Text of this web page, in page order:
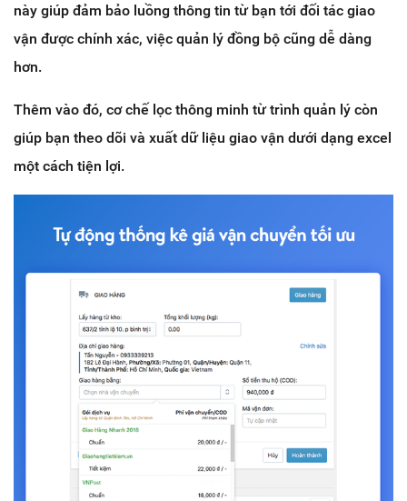
này giúp đảm bảo luồng thông tin từ bạn tới đối tác giao
vận được chính xác, việc quản lý đồng bộ cũng dễ dàng
hơn.
Thêm vào đó, cơ chế lọc thông minh từ trình quản lý còn
giúp bạn theo dõi và xuất dữ liệu giao vận dưới dạng excel
một cách tiện lợi.